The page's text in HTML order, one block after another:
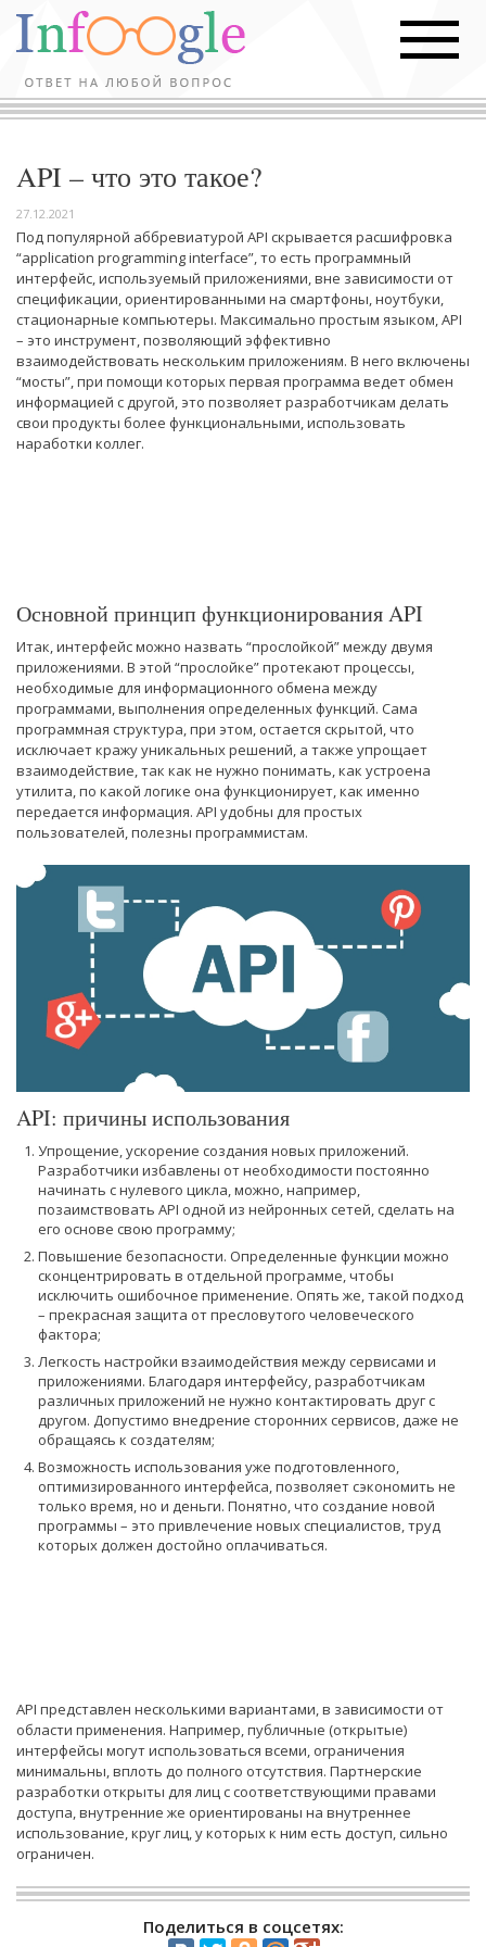
API – что это такое?
27.12.2021
Под популярной аббревиатурой API скрывается расшифровка
“application programming interface”, то есть программный
интерфейс, используемый приложениями, вне зависимости от
спецификации, ориентированными на смартфоны, ноутбуки,
стационарные компьютеры. Максимально простым языком, API
– это инструмент, позволяющий эффективно
взаимодействовать нескольким приложениям. В него включены
“мосты”, при помощи которых первая программа ведет обмен
информацией с другой, это позволяет разработчикам делать
свои продукты более функциональными, использовать
наработки коллег.
Основной принцип функционирования API
Итак, интерфейс можно назвать “прослойкой” между двумя
приложениями. В этой “прослойке” протекают процессы,
необходимые для информационного обмена между
программами, выполнения определенных функций. Сама
программная структура, при этом, остается скрытой, что
исключает кражу уникальных решений, а также упрощает
взаимодействие, так как не нужно понимать, как устроена
утилита, по какой логике она функционирует, как именно
передается информация. API удобны для простых
пользователей, полезны программистам.
API: причины использования
Упрощение, ускорение создания новых приложений.
Разработчики избавлены от необходимости постоянно
начинать с нулевого цикла, можно, например,
позаимствовать API одной из нейронных сетей, сделать на
его основе свою программу;
Повышение безопасности. Определенные функции можно
сконцентрировать в отдельной программе, чтобы
исключить ошибочное применение. Опять же, такой подход
– прекрасная защита от пресловутого человеческого
фактора;
Легкость настройки взаимодействия между сервисами и
приложениями. Благодаря интерфейсу, разработчикам
различных приложений не нужно контактировать друг с
другом. Допустимо внедрение сторонних сервисов, даже не
обращаясь к создателям;
Возможность использования уже подготовленного,
оптимизированного интерфейса, позволяет сэкономить не
только время, но и деньги. Понятно, что создание новой
программы – это привлечение новых специалистов, труд
которых должен достойно оплачиваться.
API представлен несколькими вариантами, в зависимости от
области применения. Например, публичные (открытые)
интерфейсы могут использоваться всеми, ограничения
минимальны, вплоть до полного отсутствия. Партнерские
разработки открыты для лиц с соответствующими правами
доступа, внутренние же ориентированы на внутреннее
использование, круг лиц, у которых к ним есть доступ, сильно
ограничен.
Поделиться в соцсетях: